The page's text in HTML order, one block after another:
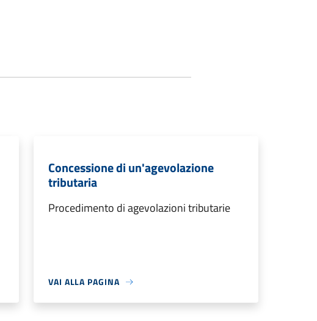
Concessione di un'agevolazione
tributaria
Procedimento di agevolazioni tributarie
VAI ALLA PAGINA